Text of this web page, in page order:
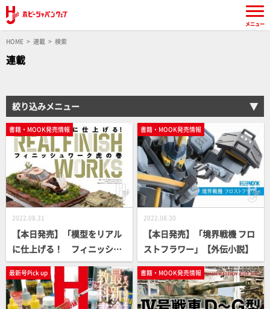
HOME 連載 検索
連載
絞り込みメニュー
書籍・MOOK発売情報
2022.08.31
【本日発売】「模型をリアル
に仕上げる！ フィニッシュ
ワーク虎の巻」【How To】
書籍・MOOK発売情報
2022.08.30
【本日発売】「境界戦機 フロ
ストフラワー」【外伝小説】
最新号Pick up 書籍・MOOK発売情報
メニュー